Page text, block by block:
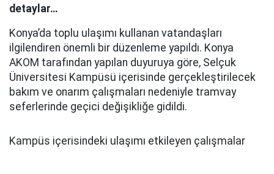
detaylar…
Konya’da toplu ulaşımı kullanan vatandaşları
ilgilendiren önemli bir düzenleme yapıldı. Konya
AKOM tarafından yapılan duyuruya göre, Selçuk
Üniversitesi Kampüsü içerisinde gerçekleştirilecek
bakım ve onarım çalışmaları nedeniyle tramvay
seferlerinde geçici değişikliğe gidildi.
Kampüs içerisindeki ulaşımı etkileyen çalışmalar